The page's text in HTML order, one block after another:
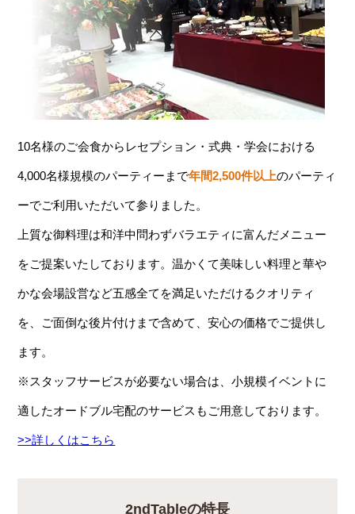
10名様のご会食からレセプション・式典・学会における
4,000名様規模のパーティーまで年間2,500件以上のパーティ
ーでご利用いただいて参りました。
上質な御料理は和洋中問わずバラエティに富んだメニュー
をご提案いたしております。温かくて美味しい料理と華や
かな会場設営など五感全てを満足いただけるクオリティ
を、ご面倒な後片付けまで含めて、安心の価格でご提供し
ます。
※スタッフサービスが必要ない場合は、小規模イベントに
適したオードブル宅配のサービスもご用意しております。
>>詳しくはこちら
2ndTableの特長